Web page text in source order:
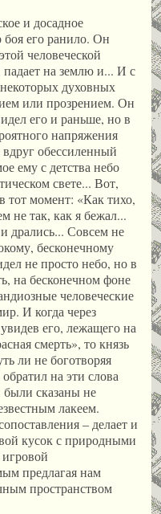
и досадное
боя его ранило. Он
человеческой
падает на землю и... И с
духовных
или прозрением. Он
его и раньше, но в
напряжения
обессиленный
ему с детства небо
свете... Вот,
тот момент: «Как тихо,
не так, как я бежал...
дрались... Совсем не
бесконечному
не просто небо, но в
на бесконечном фоне
человеческие
И когда через
его, лежащего на
смерть», то князь
ли не боготворяя
на эти слова
сказаны не
лакеем.
– делает и
кусок с природными
предлагая нам
пространством